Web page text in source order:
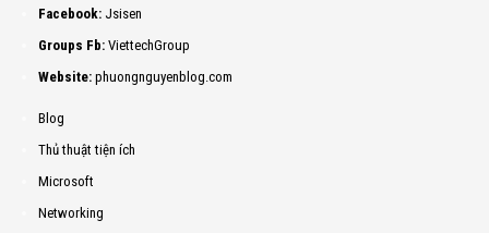
Facebook: Jsisen
Groups Fb: ViettechGroup
Website: phuongnguyenblog.com
Blog
Thủ thuật tiện ích
Microsoft
Networking